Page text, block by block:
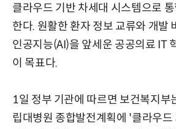
클라우드 기반 차세대 시스템으로
한다. 원활한 환자 정보 교류와 개발
인공지능(AI)을 앞세운 공공의료 IT
이 목표다.
1일 정부 기관에 따르면 보건복지부
립대병원 종합발전계획에 '클라우